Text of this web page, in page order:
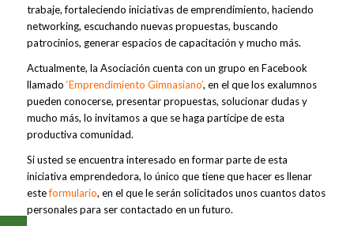
trabaje, fortaleciendo iniciativas de emprendimiento, haciendo
networking, escuchando nuevas propuestas, buscando
patrocinios, generar espacios de capacitación y mucho más.
Actualmente, la Asociación cuenta con un grupo en Facebook
llamado ‘Emprendimiento Gimnasiano’, en el que los exalumnos
pueden conocerse, presentar propuestas, solucionar dudas y
mucho más, lo invitamos a que se haga partícipe de esta
productiva comunidad.
Si usted se encuentra interesado en formar parte de esta
iniciativa emprendedora, lo único que tiene que hacer es llenar
esteformulario, en el que le serán solicitados unos cuantos datos
personales para ser contactado en un futuro.